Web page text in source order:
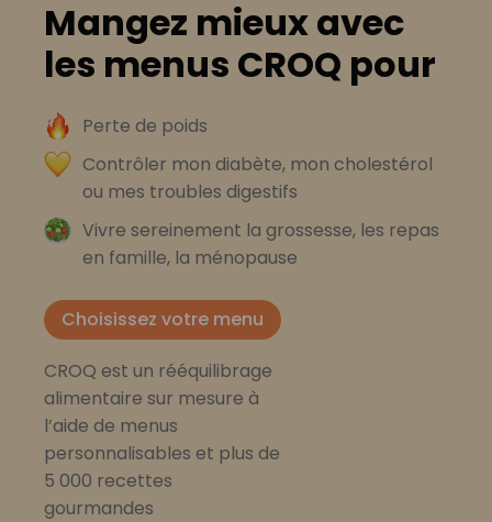
Mangez mieux avec
les menus CROQ pour
Perte de poids
Contrôler mon diabète, mon cholestérol
ou mes troubles digestifs
Vivre sereinement la grossesse, les repas
en famille, la ménopause
Choisissez votre menu
CROQ est un rééquilibrage
alimentaire sur mesure à
l’aide de menus
personnalisables et plus de
5 000 recettes
gourmandes